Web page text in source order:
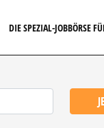
DIE SPEZIAL-JOBBÖRSE